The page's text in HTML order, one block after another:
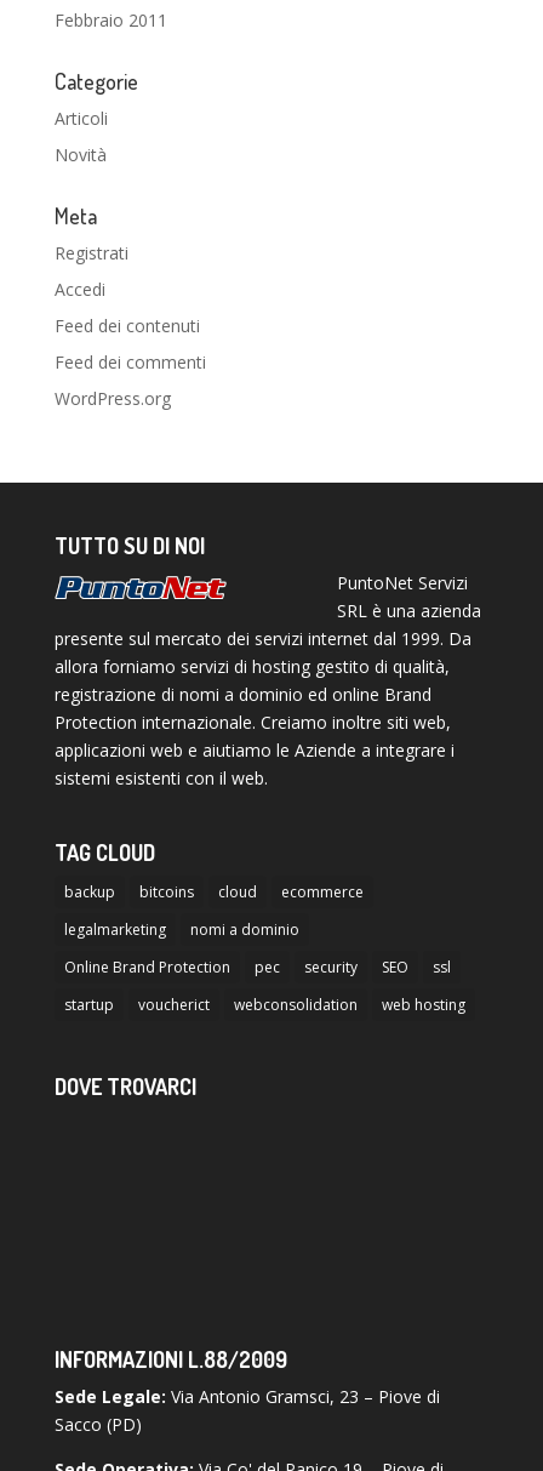
Febbraio 2011
Categorie
Articoli
Novità
Meta
Registrati
Accedi
Feed dei contenuti
Feed dei commenti
WordPress.org
TUTTO SU DI NOI
PuntoNet Servizi
SRL è una azienda
presente sul mercato dei servizi internet dal 1999. Da
allora forniamo servizi di hosting gestito di qualità,
registrazione di nomi a dominio ed online Brand
Protection internazionale. Creiamo inoltre siti web,
applicazioni web e aiutiamo le Aziende a integrare i
sistemi esistenti con il web.
TAG CLOUD
backup bitcoins cloud
ecommerce
legalmarketing
nomi a dominio
Online Brand Protection
pec security SEO
ssl
startup
voucherict webconsolidation web hosting
DOVE TROVARCI
INFORMAZIONI L.88/2009
Sede Legale: Via Antonio Gramsci, 23 – Piove di
Sacco (PD)